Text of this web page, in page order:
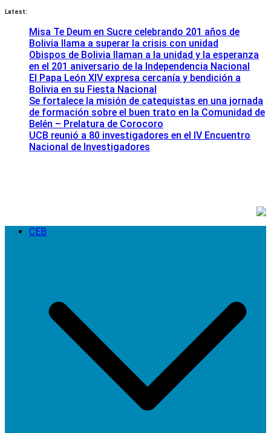
Latest:
Misa Te Deum en Sucre celebrando 201 años de
Bolivia llama a superar la crisis con unidad
Obispos de Bolivia llaman a la unidad y la esperanza
en el 201 aniversario de la Independencia Nacional
El Papa León XIV expresa cercanía y bendición a
Bolivia en su Fiesta Nacional
Se fortalece la misión de catequistas en una jornada
de formación sobre el buen trato en la Comunidad de
Belén – Prelatura de Corocoro
UCB reunió a 80 investigadores en el IV Encuentro
Nacional de Investigadores
CEB